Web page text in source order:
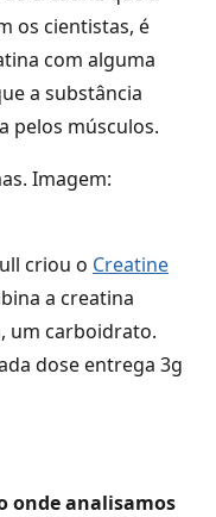
os cientistas, é
com alguma
a substância
pelos músculos.
criou o Creatine
a creatina
um carboidrato.
dose entrega 3g
onde analisamos